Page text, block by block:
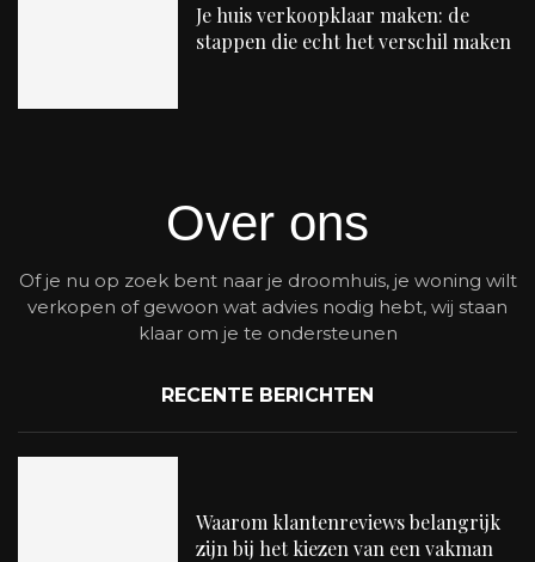
Je huis verkoopklaar maken: de
stappen die echt het verschil maken
Over ons
Of je nu op zoek bent naar je droomhuis, je woning wilt
verkopen of gewoon wat advies nodig hebt, wij staan
klaar om je te ondersteunen
RECENTE BERICHTEN
Waarom klantenreviews belangrijk
zijn bij het kiezen van een vakman